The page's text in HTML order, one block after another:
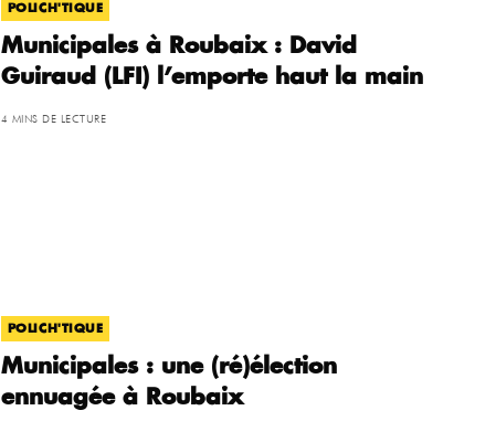
POLICH'TIQUE
Municipales à Roubaix : David
Guiraud (LFI) l’emporte haut la main
4 MINS DE LECTURE
POLICH'TIQUE
Municipales : une (ré)élection
ennuagée à Roubaix